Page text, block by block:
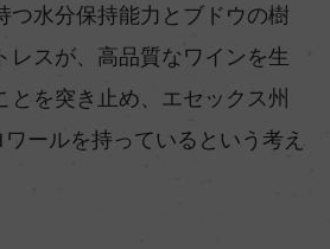
つ水分保持能力とブドウの樹
レスが、高品質なワインを生
とを突き止め、エセックス州
ールを持っているという考え